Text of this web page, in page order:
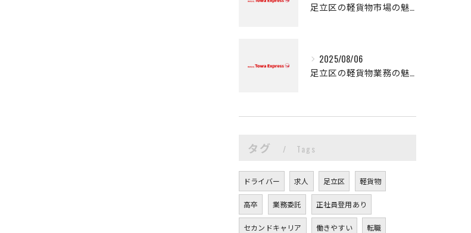
足立区の軽貨物市場の魅力
2025/08/06
足立区の軽貨物業務の魅力
タグ Tags
ドライバー 求人 足立区 軽貨物
高卒 業務委託 正社員登用あり
セカンドキャリア 働きやすい 転職